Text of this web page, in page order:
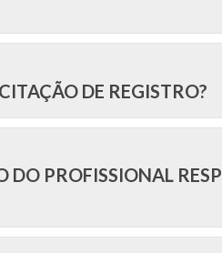
DE REGISTRO?
PROFISSIONAL